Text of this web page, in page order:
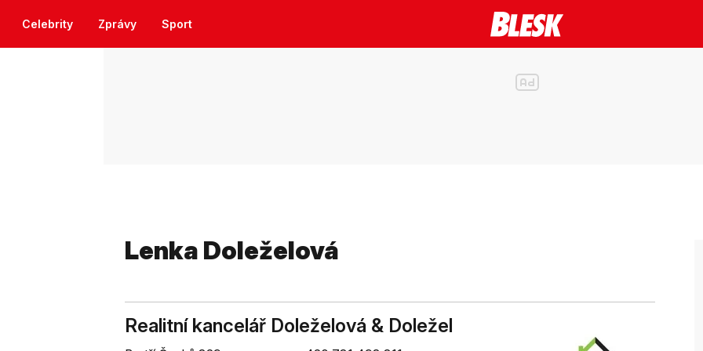
Celebrity Zprávy Sport
Lenka Doleželová
Realitní kancelář Doleželová & Doležel